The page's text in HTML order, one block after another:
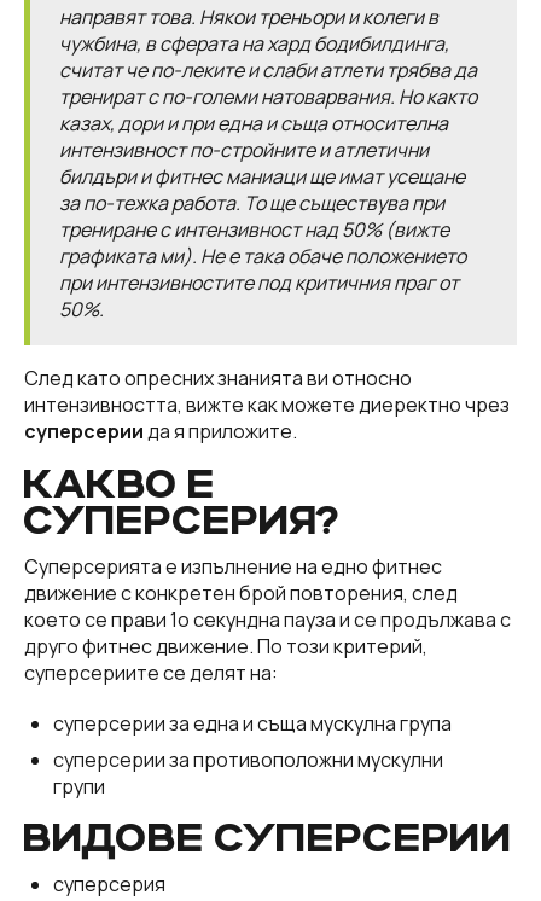
направят това. Някои треньори и колеги в
чужбина, в сферата на хард бодибилдинга,
считат че по-леките и слаби атлети трябва да
тренират с по-големи натоварвания. Но както
казах, дори и при една и съща относителна
интензивност по-стройните и атлетични
билдъри и фитнес маниаци ще имат усещане
за по-тежка работа. То ще съществува при
трениране с интензивност над 50% (вижте
графиката ми). Не е така обаче положението
при интензивностите под критичния праг от
50%.
След като опресних знанията ви относно
интензивността, вижте как можете диеректно чрез
суперсериида я приложите.
КАКВО Е
СУПЕРСЕРИЯ?
Суперсерията е изпълнение на едно фитнес
движение с конкретен брой повторения, след
което се прави 1о секундна пауза и се продължава с
друго фитнес движение. По този критерий,
суперсериите се делят на:
суперсерии за една и съща мускулна група
суперсерии за противоположни мускулни
групи
ВИДОВЕ СУПЕРСЕРИИ
суперсерия